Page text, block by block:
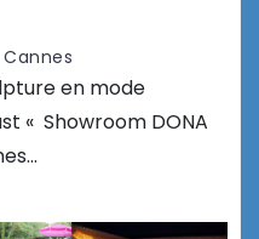
en mode
« Showroom DONA